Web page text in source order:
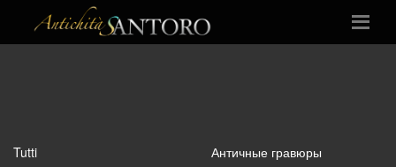
Tutti Античные гравюры